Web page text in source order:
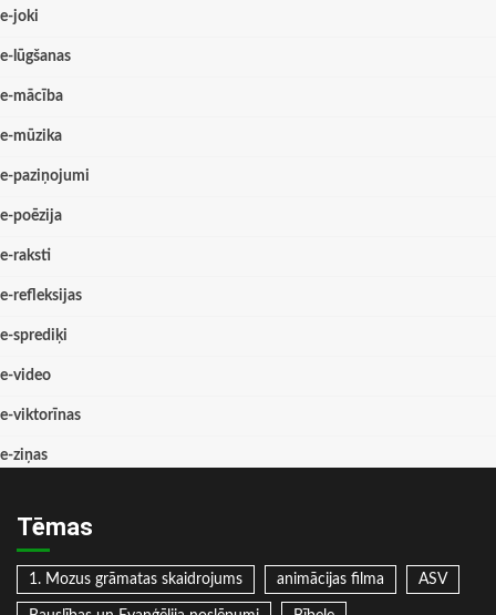
e-joki
e-lūgšanas
e-mācība
e-mūzika
e-paziņojumi
e-poēzija
e-raksti
e-refleksijas
e-sprediķi
e-video
e-viktorīnas
e-ziņas
Tēmas
1. Mozus grāmatas skaidrojums animācijas filma ASV